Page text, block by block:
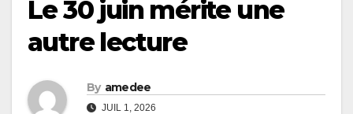
Le 30 juin mérite une
autre lecture
By amedee
JUIL 1, 2026